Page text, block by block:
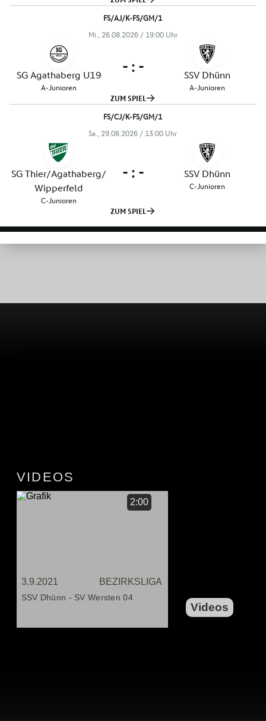
VIDEOS
2:00
3.9.2021 BEZIRKSLIGA
SSV Dhünn - SV Wersten 04
Videos